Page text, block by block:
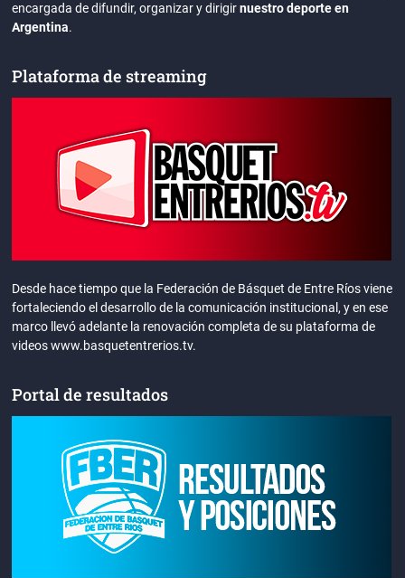
encargada de difundir, organizar y dirigirnuestro deporte en
Argentina.
Plataforma de streaming
Desde hace tiempo que la Federación de Básquet de Entre Ríos viene
fortaleciendo el desarrollo de la comunicación institucional, y en ese
marco llevó adelante la renovación completa de su plataforma de
videos www.basquetentrerios.tv.
Portal de resultados